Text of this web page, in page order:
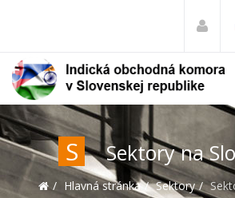
S Sektory na
Hlavná stránka Sektory